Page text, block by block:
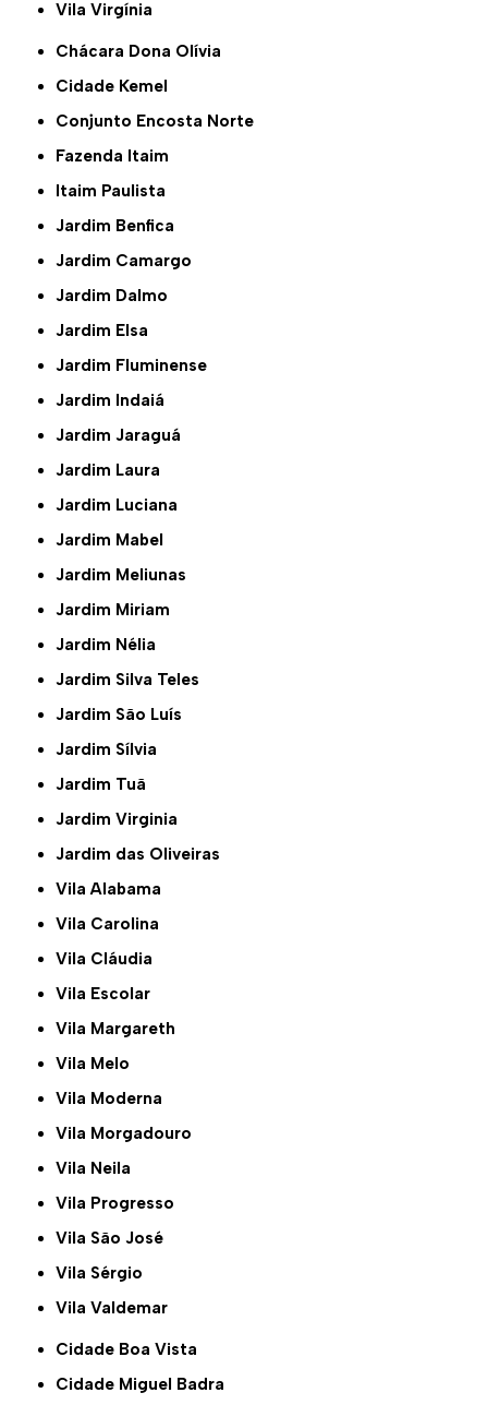
Vila Virgínia
Chácara Dona Olívia
Cidade Kemel
Conjunto Encosta Norte
Fazenda Itaim
Itaim Paulista
Jardim Benfica
Jardim Camargo
Jardim Dalmo
Jardim Elsa
Jardim Fluminense
Jardim Indaiá
Jardim Jaraguá
Jardim Laura
Jardim Luciana
Jardim Mabel
Jardim Meliunas
Jardim Miriam
Jardim Nélia
Jardim Silva Teles
Jardim São Luís
Jardim Sílvia
Jardim Tuã
Jardim Virginia
Jardim das Oliveiras
Vila Alabama
Vila Carolina
Vila Cláudia
Vila Escolar
Vila Margareth
Vila Melo
Vila Moderna
Vila Morgadouro
Vila Neila
Vila Progresso
Vila São José
Vila Sérgio
Vila Valdemar
Cidade Boa Vista
Cidade Miguel Badra